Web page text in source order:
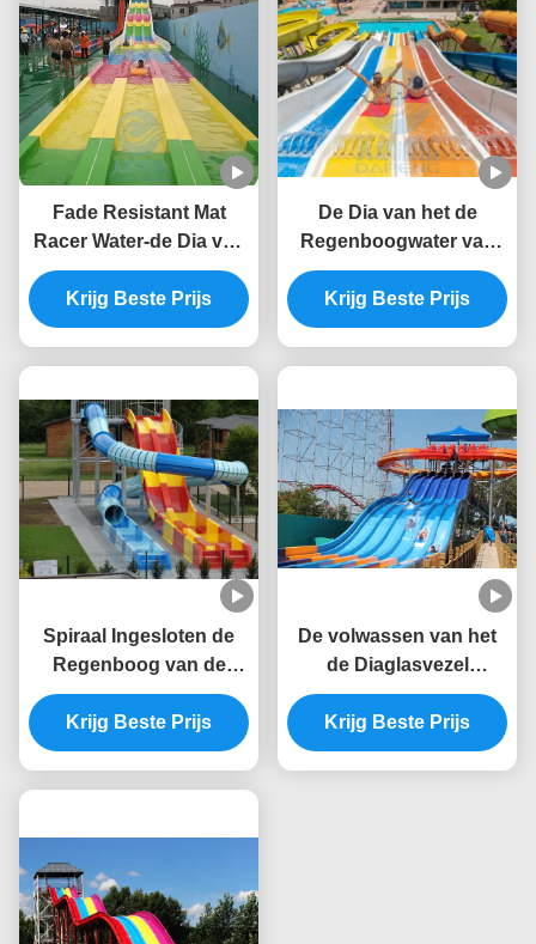
Fade Resistant Mat
Racer Water-de Dia van
het de Raceautowater
van de Diaglasvezel
12m Hoogte
Krijg Beste Prijs
De Dia van het de
Regenboogwater van
glasvezelmat racer
water slide cluster 6m
Hoogte
Krijg Beste Prijs
Spiraal Ingesloten de
Regenboog van de
Waterdia het Rennen
Pooldia met Geleid
Lichteffect
Krijg Beste Prijs
De volwassen van het
de Diaglasvezel
Gebogen Water van het
Octopuswater
Aangepaste Kleur Dia
Krijg Beste Prijs